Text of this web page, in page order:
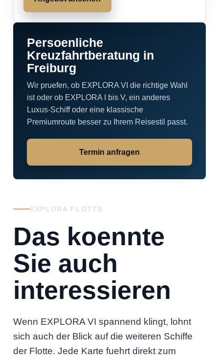
Persoenliche
Kreuzfahrtberatung in
Freiburg
Wir pruefen, ob EXPLORA VI die richtige Wahl
ist oder ob EXPLORA I bis V, ein anderes
Luxus-Schiff oder eine klassische
Premiumroute besser zu Ihrem Reisestil passt.
Termin anfragen
EXPLORA FLOTTE
Das koennte
Sie auch
interessieren
Wenn EXPLORA VI spannend klingt, lohnt
sich auch der Blick auf die weiteren Schiffe
der Flotte. Jede Karte fuehrt direkt zum